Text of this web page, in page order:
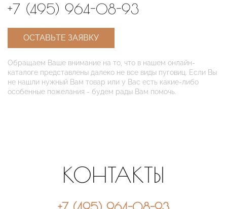
+7 (495) 964-08-93
ОСТАВЬТЕ ЗАЯВКУ
Обращаем Ваше внимание на то, что в нашем онлайн-
каталоге представлены далеко не все виды пуговиц. Если Вы
не нашли нужный Вам товар или у Вас есть какие-либо
особенные пожелания - будем рады Вам помочь.
КОНТАКТЫ